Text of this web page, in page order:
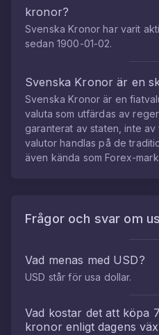
kronor?
Svenska Kronor har varit
sedan 1900-01-02.
Svenska Kronor är en
Svenska Kronor är en
valuta som utfärdas av
garanterat av staten, inte
valutor handlas på de
även kända som Forex-
Frågor och svar om
Vad menas med USD?
USD står för usa dollar.
Vad kostar det att köpa
kronorenligt dagens